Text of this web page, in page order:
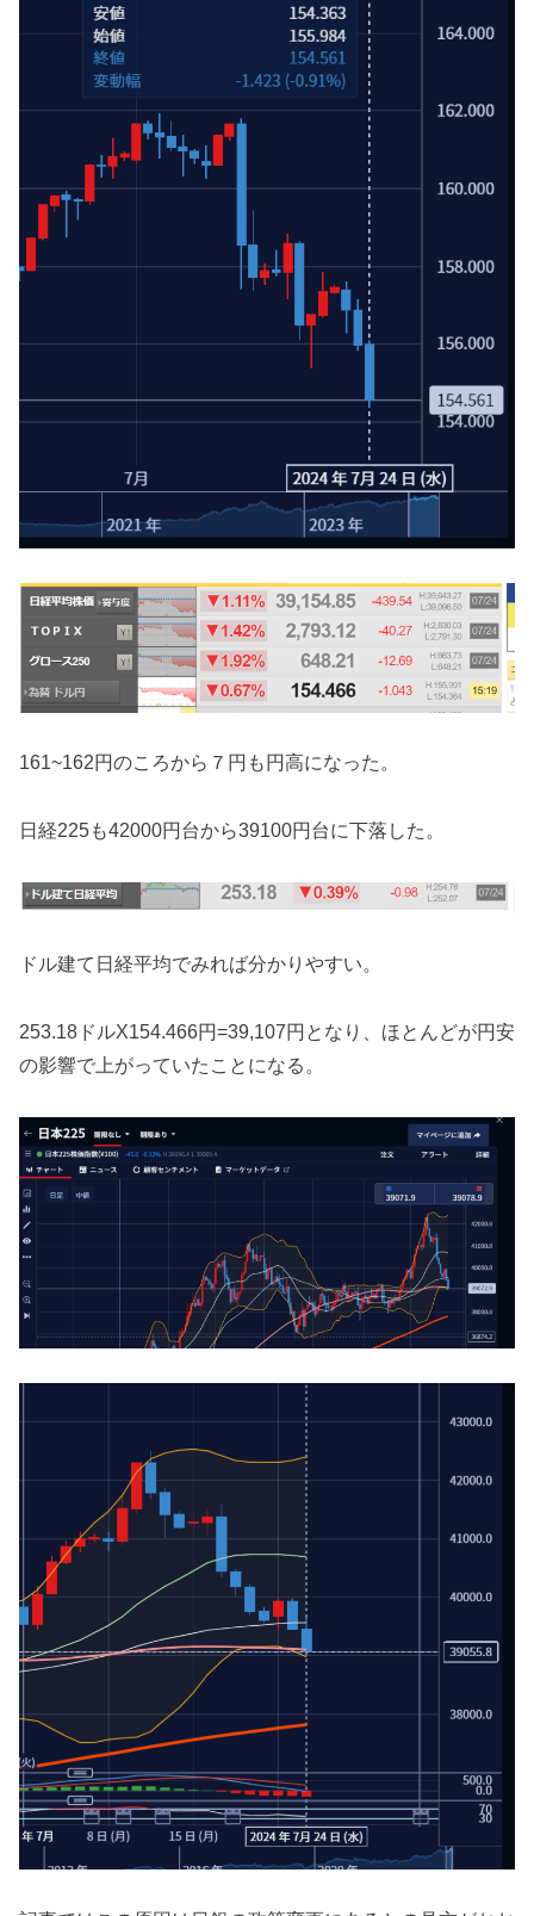
161~162円のころから７円も円高になった。
日経225も42000円台から39100円台に下落した。
ドル建て日経平均でみれば分かりやすい。
253.18ドルX154.466円=39,107円となり、ほとんどが円安
の影響で上がっていたことになる。